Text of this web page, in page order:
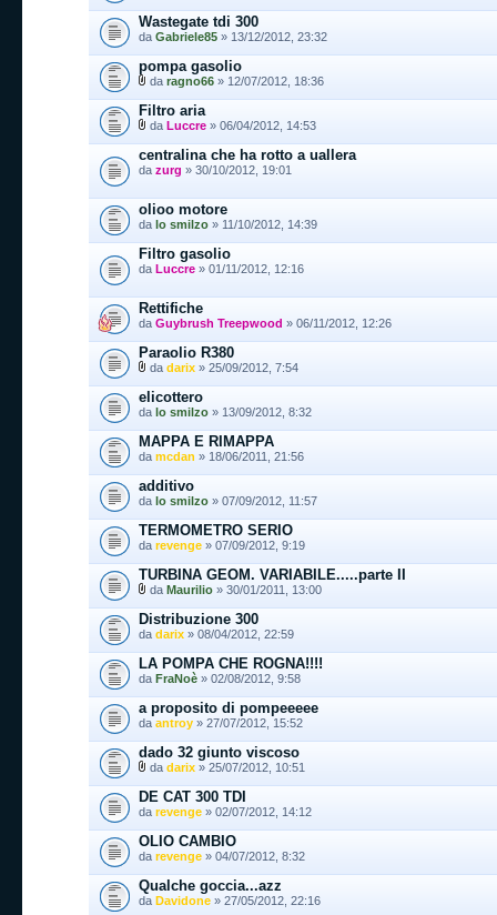
Wastegate tdi 300
da Gabriele85 » 13/12/2012, 23:32
pompa gasolio
da ragno66 » 12/07/2012, 18:36
Filtro aria
da Luccre » 06/04/2012, 14:53
centralina che ha rotto a uallera
da zurg » 30/10/2012, 19:01
olioo motore
da lo smilzo » 11/10/2012, 14:39
Filtro gasolio
da Luccre » 01/11/2012, 12:16
Rettifiche
da Guybrush Treepwood » 06/11/2012, 12:26
Paraolio R380
da darix » 25/09/2012, 7:54
elicottero
da lo smilzo » 13/09/2012, 8:32
MAPPA E RIMAPPA
da mcdan » 18/06/2011, 21:56
additivo
da lo smilzo » 07/09/2012, 11:57
TERMOMETRO SERIO
da revenge » 07/09/2012, 9:19
TURBINA GEOM. VARIABILE.....parte II
da Maurilio » 30/01/2011, 13:00
Distribuzione 300
da darix » 08/04/2012, 22:59
LA POMPA CHE ROGNA!!!!
da FraNoè » 02/08/2012, 9:58
a proposito di pompeeeee
da antroy » 27/07/2012, 15:52
dado 32 giunto viscoso
da darix » 25/07/2012, 10:51
DE CAT 300 TDI
da revenge » 02/07/2012, 14:12
OLIO CAMBIO
da revenge » 04/07/2012, 8:32
Qualche goccia...azz
da Davidone » 27/05/2012, 22:16